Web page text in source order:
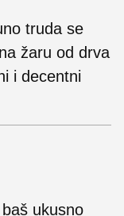
truda se
žaru od drva
i decentni
ukusno